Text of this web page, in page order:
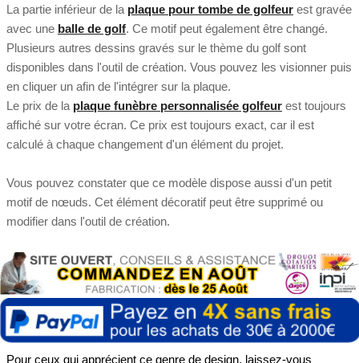
La partie inférieur de la plaque pour tombe de golfeur est gravée
avec une balle de golf. Ce motif peut également être changé.
Plusieurs autres dessins gravés sur le thème du golf sont
disponibles dans l'outil de création. Vous pouvez les visionner puis
en cliquer un afin de l'intégrer sur la plaque.
Le prix de la plaque funèbre personnalisée golfeur est toujours
affiché sur votre écran. Ce prix est toujours exact, car il est
calculé à chaque changement d'un élément du projet.
Vous pouvez constater que ce modèle dispose aussi d'un petit
motif de nœuds. Cet élément décoratif peut être supprimé ou
modifier dans l'outil de création.
Pour ceux qui apprécient ce genre de design, laissez-vous